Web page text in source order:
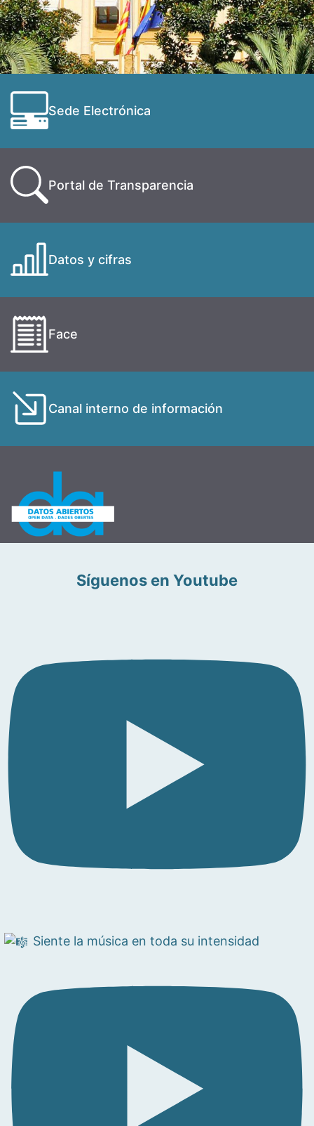
Sede Electrónica
Portal de Transparencia
Datos y cifras
Face
Canal interno de información
Síguenos en Youtube
Siente la música en toda su intensidad